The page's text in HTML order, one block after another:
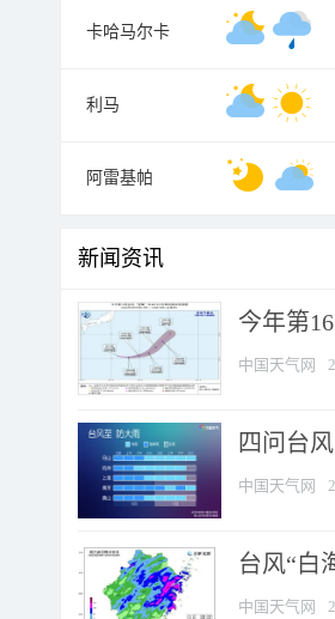
卡哈马尔卡
利马
阿雷基帕
新闻资讯
今年第
中国天气网
四问台
中国天气网
台风“白
中国天气网